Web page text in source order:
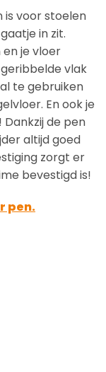
is voor stoelen
in zit.
je vloer
vlak
te gebruiken
En ook je
de pen
altijd goed
zorgt er
bevestigd is!
pen.